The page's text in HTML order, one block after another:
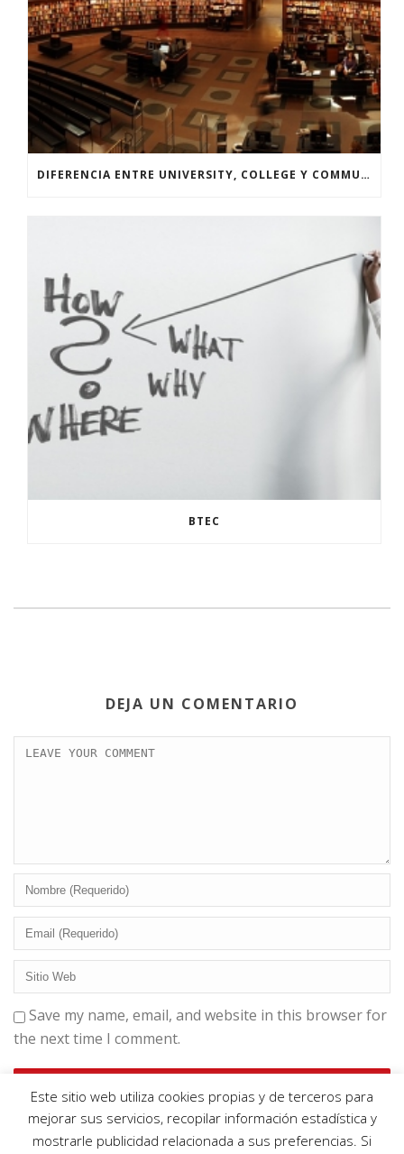
DIFERENCIA ENTRE UNIVERSITY, COLLEGE Y COMMUNITY COLLEGE
BTEC
DEJA UN COMENTARIO
Save my name, email, and website in this browser for
the next time I comment.
Este sitio web utiliza cookies propias y de terceros para
mejorar sus servicios, recopilar información estadística y
mostrarle publicidad relacionada a sus preferencias. Si